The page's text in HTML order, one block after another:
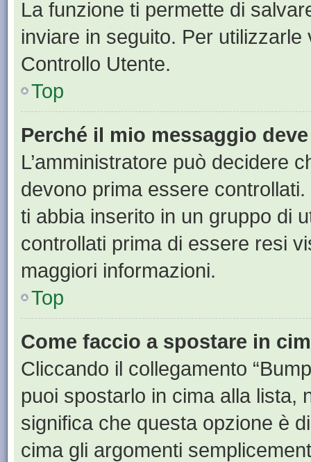
La funzione ti permette di
inviare in seguito. Per utilizzarle
Controllo Utente.
Top
Perché il mio messaggio
L’amministratore può decidere
devono prima essere
ti abbia inserito in un gruppo di
controllati prima di essere resi
maggiori informazioni.
Top
Come faccio a spostare in
Cliccando il collegamento
puoi spostarlo in cima alla lista,
significa che questa opzione è
cima gli argomenti